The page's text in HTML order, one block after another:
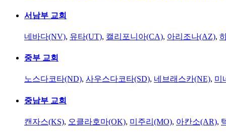
서남부 교회
네바다(NV), 유타(UT), 캘리포니아(CA), 아리조나(AZ),
중부 교회
노스다코타(ND), 사우스다코타(SD), 네브래스카(NE), 미
중남부 교회
캔자스(KS), 오클라호마(OK), 미주리(MO), 아칸소(AR),